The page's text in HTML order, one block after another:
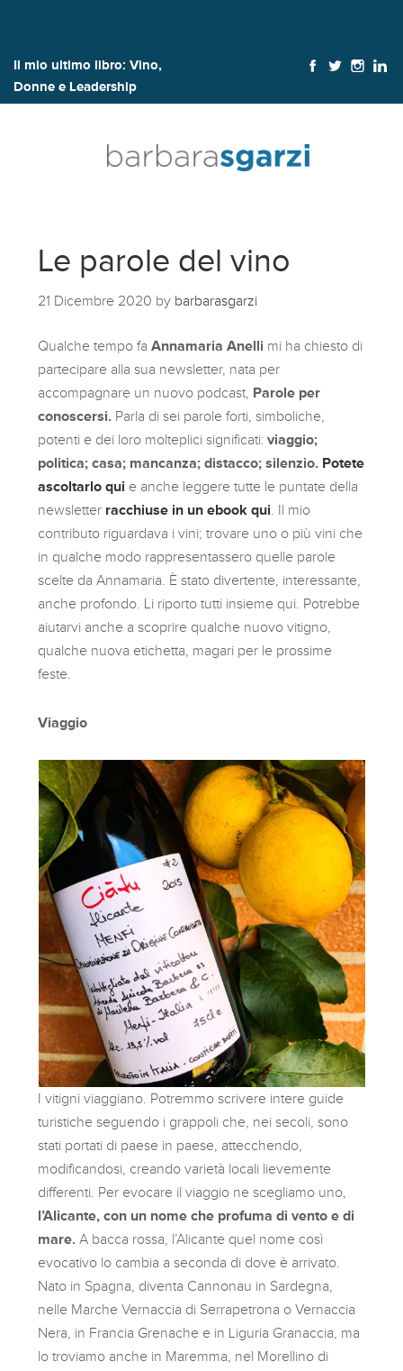
Il mio ultimo libro: Vino,
Donne e Leadership
Le parole del vino
21 Dicembre 2020 by barbarasgarzi
Qualche tempo faAnnamaria Anelli mi ha chiesto di
partecipare alla sua newsletter, nata per
accompagnare un nuovo podcast, Parole per
conoscersi. Parla di sei parole forti, simboliche,
potenti e dei loro molteplici significati:viaggio;
politica; casa; mancanza; distacco; silenzio. Potete
ascoltarlo qui e anche leggere tutte le puntate della
newsletter racchiuse in un ebook qui Il mio
contributo riguardava i vini; trovare uno o più vini che
in qualche modo rappresentassero quelle parole
scelte da Annamaria. È stato divertente, interessante,
anche profondo. Li riporto tutti insieme qui. Potrebbe
aiutarvi anche a scoprire qualche nuovo vitigno,
qualche nuova etichetta, magari per le prossime
feste.
Viaggio
I vitigni viaggiano. Potremmo scrivere intere guide
turistiche seguendo i grappoli che, nei secoli, sono
stati portati di paese in paese, attecchendo,
modificandosi, creando varietà locali lievemente
differenti. Per evocare il viaggio ne scegliamo uno,
l’Alicante, con un nome che profuma di vento e di
mare.A bacca rossa, l’Alicante quel nome così
evocativo lo cambia a seconda di dove è arrivato.
Nato in Spagna, diventa Cannonau in Sardegna,
nelle Marche Vernaccia di Serrapetrona o Vernaccia
Nera, in Francia Grenache e in Liguria Granaccia, ma
lo troviamo anche in Maremma, nel Morellino di